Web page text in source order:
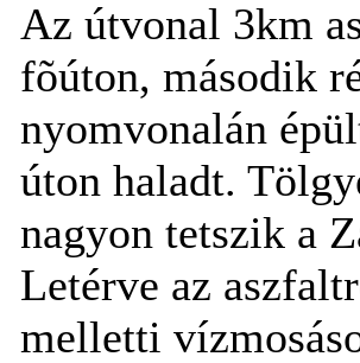
Az útvonal 3km
fõúton, második
nyomvonalán
úton haladt.
nagyon tetszik a
Letérve az
melletti